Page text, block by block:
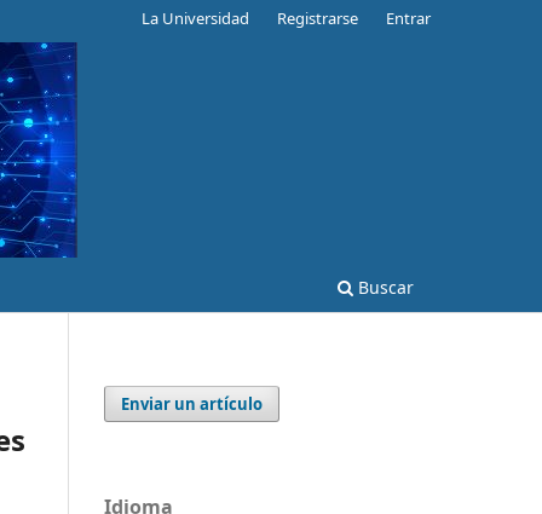
Buscar
La Universidad Registrarse Entrar
Enviar un artículo
Idioma